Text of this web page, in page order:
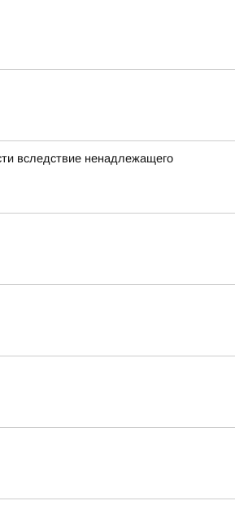
вследствие ненадлежащего